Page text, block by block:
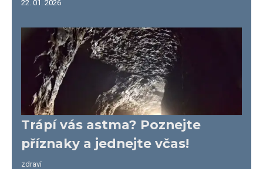
22. 01. 2026
Trápí vás astma? Poznejte
příznaky a jednejte včas!
zdraví